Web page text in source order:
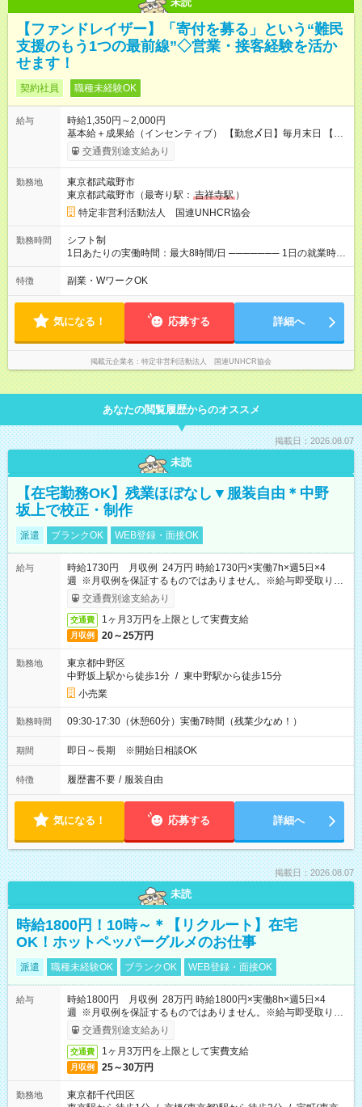
【ファンドレイザー】「寄付を募る」という“難民
支援のもう1つの最前線”◇営業・接客経験を活か
せます！
契約社員 職種未経験OK
給与
時給1,350円～2,000円
基本給＋成果給（インセンティブ） 【勤怠〆日】毎月末日 【給
与支払】翌月15日 ────── モデル月収 ────── 【週5日／月
22日勤務】 1年目:月収28.1万(時給1350円～) 2年目:月収35.0万
1350円～) 2年目:月収25.6万(時給1400円～) 【週3日／月12日勤
務】 1年目:月収15.5万(時給1350円～) 2年目:月収19.4万(時給
1400円～) ※上記は1日8時間換算、成果給を加算した目安金額 ◇
時間外手当 ◇通勤手当 ◇健康管理補助 ◇インフルエンザ予防接
種補助 ◇成果給（個人業績／月毎）​ ◇チームボーナス（チーム
業績／月毎） ◇チャレンジ昇給制度 ◇年次昇給制度 ◇昇格制度
給与は本採用時と同じです。 初回は1か月契約でトライアル期間
（給与・待遇に差異なし）
交通費別途支給あり
勤務地
東京都武蔵野市
東京都武蔵野市（最寄り駅： 吉祥寺駅 ）
特定非営利活動法人 国連UNHCR協会
勤務時間
シフト制
1日あたりの実働時間：最大8時間/日 ─────── 1日の就業時間
─────── 8:00～21:00の間で1日実働8時間 ※活動場所により
開始・終了時刻は変動 ─────── 選べる働き方 ─────── ◎
えば… 日火木や火水金土日など ※勤務日には「土日のいずれ
か」or「土日両方」を含む
特徴 副業・WワークOK
気になる！ 応募する 詳細へ
掲載元企業名 特定非営利活動法人 国連UNHCR協会
あなたの閲覧履歴からのオススメ
掲載日：2026.08.07
未読
【在宅勤務OK】残業ほぼなし▼服装自由＊中野
坂上で校正・制作
派遣 ブランクOK WEB登録・面接OK
給与
時給1730円 月収例 24万円 時給1730円×実働7h×週5日×4
週 ※月収例を保証するものではありません。※給与即受取りサ
ービス利用可（利用条件有）
交通費別途支給あり
交通費 1ヶ月3万円を上限として実費支給
月収例 20～25万円
勤務地
東京都中野区
中野坂上駅から徒歩1分 / 東中野駅から徒歩15分
小売業
勤務時間 09:30-17:30（休憩60分）実働7時間（残業少なめ！）
期間 即日～長期 ※開始日相談OK
特徴 履歴書不要 / 服装自由
気になる！ 応募する 詳細へ
掲載日：2026.08.07
未読
時給1800円！10時～＊【リクルート】在宅
OK！ホットペッパーグルメのお仕事
派遣 職種未経験OK ブランクOK WEB登録・面接OK
給与
時給1800円 月収例 28万円 時給1800円×実働8h×週5日×4
週 ※月収例を保証するものではありません。※給与即受取りサ
ービス利用可（利用条件有）
交通費別途支給あり
交通費 1ヶ月3万円を上限として実費支給
月収例 25～30万円
勤務地
東京都千代田区